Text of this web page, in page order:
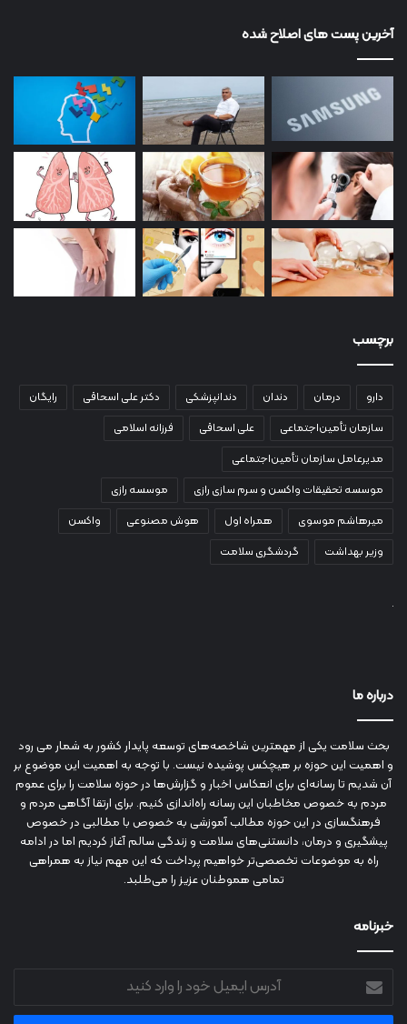
آخرین پست های اصلاح شده
برچسب
دارو درمان دندان دندانپزشکی دکتر علی اسحاقی
رایگان
سازمان تأمین‌اجتماعی
علی اسحاقی
فرزانه اسلامی
مدیرعامل سازمان تأمین‌اجتماعی
موسسه تحقیقات واکسن و سرم سازی رازی
موسسه رازی
میرهاشم موسوی
همراه اول هوش مصنوعی
واکسن
وزیر بهداشت
گردشگری سلامت
درباره ما
بحث سلامت یکی از مهمترین شاخصه‌های توسعه پایدار کشور به شمار می رود
و اهمیت این حوزه بر هیچکس پوشیده نیست. با توجه به اهمیت این موضوع بر
آن شدیم تا رسانه‌ای برای انعکاس اخبار و گزارش‌ها در حوزه سلامت را برای عموم
مردم به خصوص مخاطبان این رسانه راه‌اندازی کنیم. برای ارتقا آگاهی مردم و
فرهنگسازی در این حوزه مطالب آموزشی به خصوص با مطالبی در خصوص
پیشگیری و درمان، دانستنی‌های سلامت و زندگی سالم آغاز کردیم اما در ادامه
راه به موضوعات تخصصی‌تر خواهیم پرداخت که این مهم نیاز به همراهی
تمامی هموطنان عزیز را می‌طلبد.
خبرنامه
آدرس
ایمیل
خود